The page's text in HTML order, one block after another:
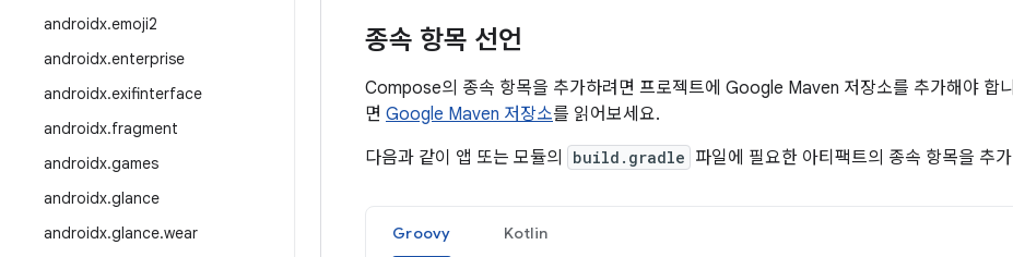
androidx.emoji2
androidx.enterprise
androidx.exifinterface
androidx.fragment
androidx.games
androidx.glance
androidx.glance.wear
종속 항목 선언
Compose의 종속 항목을 추가하려면 프로젝트에 Google Maven 저장소를 추가해야 합
면 Google Maven 저장소를 읽어보세요.
다음과 같이 앱 또는 모듈의
build.gradle 파일에 필요한 아티팩트의 종속 항목을 추
Groovy Kotlin